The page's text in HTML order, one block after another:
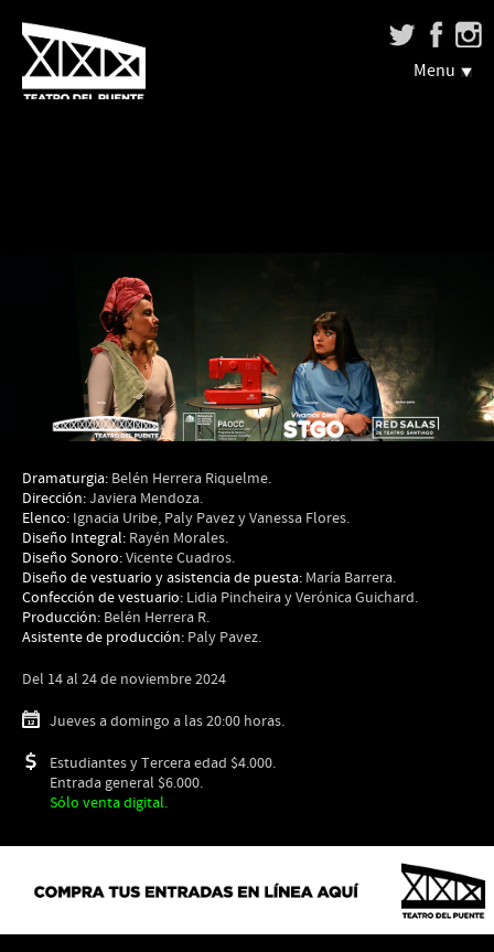
Menu
Dramaturgia: Belén Herrera Riquelme.
Dirección:Javiera Mendoza.
Elenco: Ignacia Uribe, Paly Pavez y Vanessa Flores.
Diseño Integral: Rayén Morales.
Diseño Sonoro:Vicente Cuadros.
Diseño de vestuario y asistencia de puesta: María Barrera.
Confección de vestuario: Lidia Pincheira y Verónica Guichard.
Producción: Belén Herrera R.
Asistente de producción: Paly Pavez.
Del 14 al 24 de noviembre 2024
Jueves a domingo a las 20:00 horas.
Estudiantes y Tercera edad $4.000.
Entrada general $6.000.
Sólo venta digital.